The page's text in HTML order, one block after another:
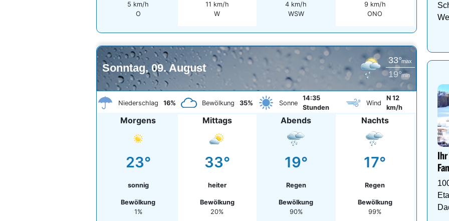
5 km/h
O
11 km/h
W
4 km/h
WSW
9 km/h
ONO
Sonntag, 09. August
33°max
19°min
Niederschlag 16% Bewölkung 35% Sonne
14:35
Stunden
Wind
N 12
km/h
Morgens
23°
sonnig
Bewölkung
1%
Mittags
33°
heiter
Bewölkung
20%
Abends
19°
Regen
Bewölkung
90%
Nachts
17°
Regen
Bewölkung
99%